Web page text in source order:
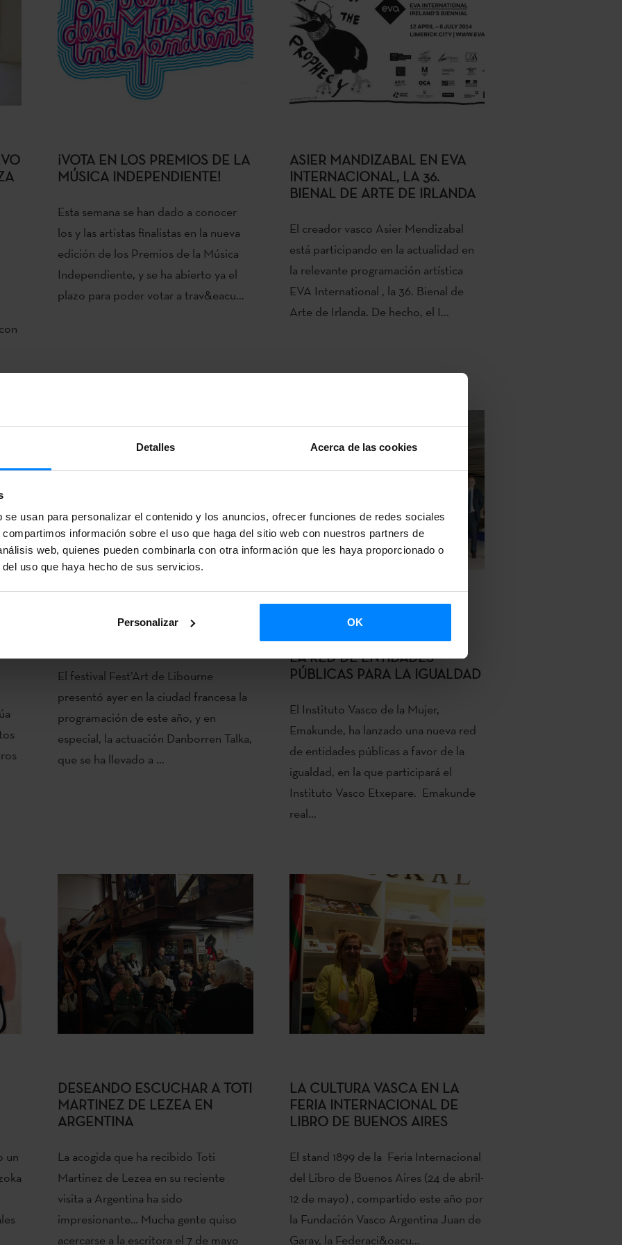
Detalles Acerca de las cookies
usan para personalizar el contenido y los anuncios, ofrecer funciones de redes sociales
información sobre el uso que haga del sitio web con nuestros partners de
web, quienes pueden combinarla con otra información que les haya proporcionado o
uso que haya hecho de sus servicios.
Personalizar OK
¡VOTA EN LOS PREMIOS DE LA
MÚSICA INDEPENDIENTE!
Esta semana se han dado a conocer
los y las artistas finalistas en la nueva
edición de los Premios de la Música
Independiente, y se ha abierto ya el
plazo para poder votar a trav&eacu...
ASIER MANDIZABAL EN EVA
INTERNACIONAL, LA 36.
BIENAL DE ARTE DE IRLANDA
El creador vasco Asier Mendizabal
está participando en la actualidad en
la relevante programación artística
EVA International , la 36. Bienal de
Arte de Irlanda. De hecho, el I...
PRESENTAN ´DANBORREN
El festival Fest’Art de Libourne
presentó ayer en la ciudad francesa la
programación de este año, y en
especial, la actuación Danborren Talka,
que se ha llevado a ...
EL INSTITUTO VASCO
ETXEPARE PARTICIPARÁ EN
LA RED DE ENTIDADES
PÚBLICAS PARA LA IGUALDAD
El Instituto Vasco de la Mujer,
Emakunde, ha lanzado una nueva red
de entidades públicas a favor de la
igualdad, en la que participará el
Instituto Vasco Etxepare. Emakunde
real...
un
DESEANDO ESCUCHAR A TOTI
MARTINEZ DE LEZEA EN
ARGENTINA
La acogida que ha recibido Toti
Martinez de Lezea en su reciente
visita a Argentina ha sido
impresionante… Mucha gente quiso
acercarse a la escritora el 7 de mayo
LA CULTURA VASCA EN LA
FERIA INTERNACIONAL DE
LIBRO DE BUENOS AIRES
El stand 1899 de la Feria Internacional
del Libro de Buenos Aires (24 de abril-
12 de mayo) , compartido este año por
la Fundación Vasco Argentina Juan de
Garay, la Federaci&oacu...